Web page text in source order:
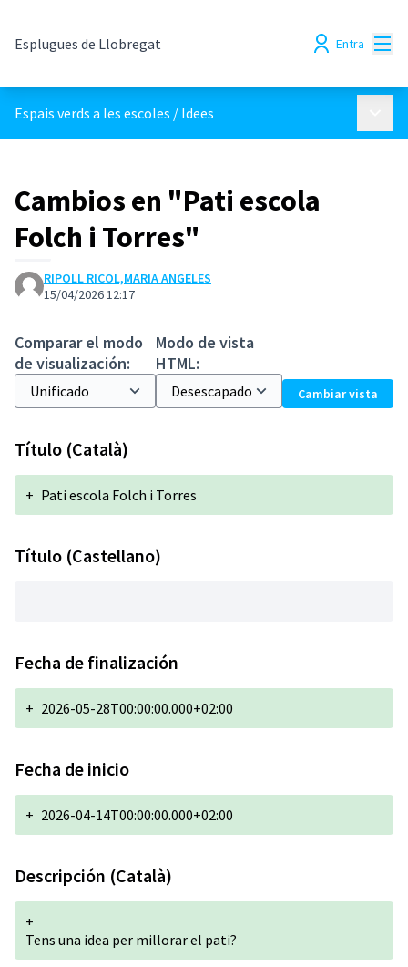
Esplugues de Llobregat Entra
Espais verds a les escoles / Idees
Cambios en "Pati escola
Folch i Torres"
RIPOLL RICOL,MARIA ANGELES
15/04/2026 12:17
Comparar el modo
de visualización:
Modo de vista
HTML:
Cambiar vista
Título (Català)
+ Pati escola Folch i Torres
Título (Castellano)
Fecha de finalización
+ 2026-05-28T00:00:00.000+02:00
Fecha de inicio
+ 2026-04-14T00:00:00.000+02:00
Descripción (Català)
+
Tens una idea per millorar el pati?